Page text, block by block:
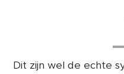
Dit zijn wel de echte